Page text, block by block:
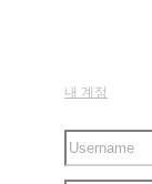
내 계정